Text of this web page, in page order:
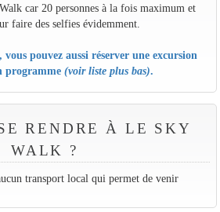
car 20 personnes à la fois maximum et
faire des selfies évidemment.
pouvez aussi réserver une excursion
programme (voir liste plus bas).
RENDRE À LE SKY
WALK ?
transport local qui permet de venir